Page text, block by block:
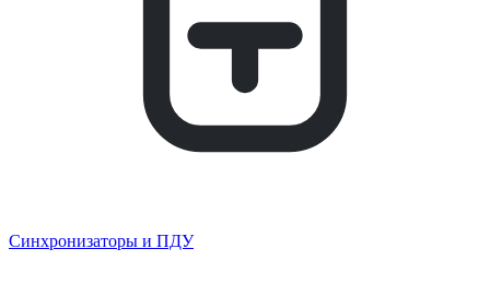
Синхронизаторы и ПДУ